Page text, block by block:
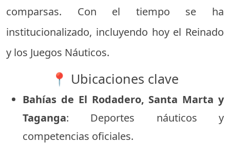
comparsas. Con el tiempo se ha
institucionalizado, incluyendo hoy el Reinado
y los Juegos Náuticos.
📍 Ubicaciones clave
Bahías de El Rodadero, Santa Marta y
Taganga: Deportes náuticos y
competencias oficiales.